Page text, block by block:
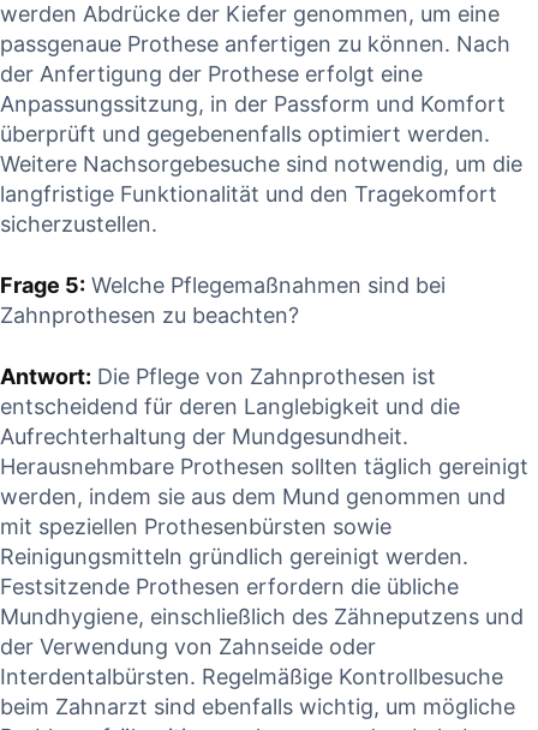
werden⁤ Abdrücke der Kiefer genommen, um⁢ eine⁤
passgenaue ​Prothese anfertigen⁢ zu können. Nach
⁤der Anfertigung der Prothese erfolgt eine
Anpassungssitzung, in der⁢ Passform‍ und‌ Komfort
überprüft und ‍gegebenenfalls optimiert werden.
Weitere Nachsorgebesuche sind notwendig, um die
‍langfristige​ Funktionalität ⁢und⁤ den Tragekomfort
sicherzustellen.
Frage 5: Welche Pflegemaßnahmen sind bei
Zahnprothesen zu beachten?
Antwort: Die‍ Pflege von Zahnprothesen ist
entscheidend für deren Langlebigkeit und die
Aufrechterhaltung der Mundgesundheit.
Herausnehmbare⁢ Prothesen‍ sollten‍ täglich gereinigt
werden, indem sie aus‌ dem ⁣Mund genommen und
mit speziellen⁣ Prothesenbürsten sowie
Reinigungsmitteln ‌gründlich‍ gereinigt‌ werden.
Festsitzende Prothesen erfordern die übliche
Mundhygiene, einschließlich des ⁤Zähneputzens und
der Verwendung von⁢ Zahnseide‌ oder
Interdentalbürsten. Regelmäßige Kontrollbesuche
‌beim Zahnarzt sind ebenfalls wichtig, um mögliche